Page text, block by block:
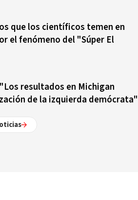
que los científicos temen en
el fenómeno del "Súper El
resultados en Michigan
de la izquierda demócrata"